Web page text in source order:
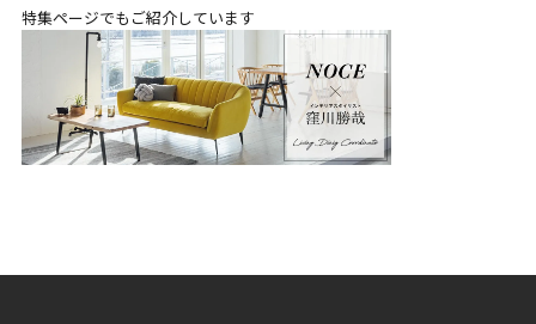
特集ページでもご紹介しています